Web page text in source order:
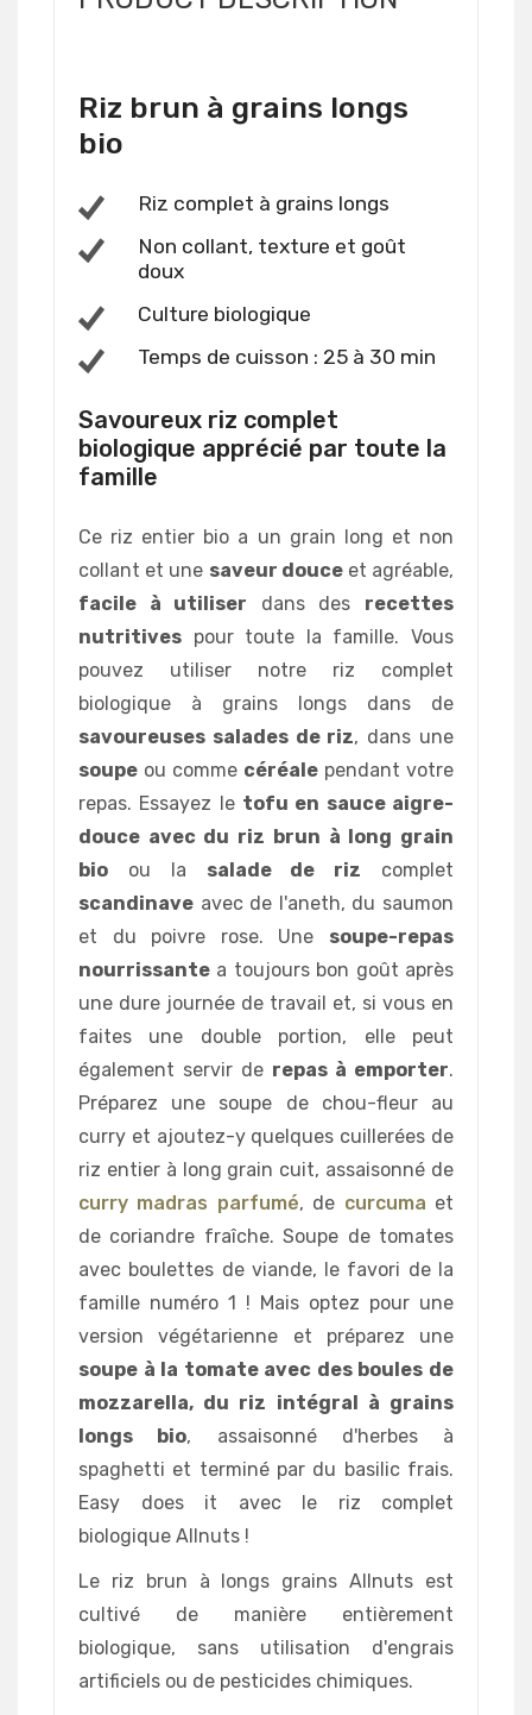
Riz brun à grains longs
bio
Riz complet à grains longs
Non collant, texture et goût
doux
Culture biologique
Temps de cuisson : 25 à 30 min
Savoureux riz complet
biologique apprécié par toute la
famille
Ce riz entier bio a un grain long et non
collant et une saveur douceet agréable,
facile à utiliser dans des recettes
nutritives pour toute la famille. Vous
pouvez utiliser notre riz complet
biologique à grains longs dans de
savoureuses salades de riz, dans une
soupe ou comme céréale pendant votre
repas. Essayez le tofu en sauce aigre-
douce avec du riz brun à long grain
bio ou la salade de riz complet
scandinave avec de l'aneth, du saumon
et du poivre rose. Une soupe-repas
nourrissante a toujours bon goût après
une dure journée de travail et, si vous en
faites une double portion, elle peut
également servir de repas à emporter.
Préparez une soupe de chou-fleur au
curry et ajoutez-y quelques cuillerées de
riz entier à long grain cuit, assaisonné de
curry madras parfumé, de curcuma et
de coriandre fraîche. Soupe de tomates
avec boulettes de viande, le favori de la
famille numéro 1 ! Mais optez pour une
version végétarienne et préparez une
soupe à la tomate avec des boules de
mozzarella, du riz intégral à grains
longs bio, assaisonné d'herbes à
spaghetti et terminé par du basilic frais.
Easy does it avec le riz complet
biologique Allnuts !
Le riz brun à longs grains Allnuts est
cultivé de manière entièrement
biologique, sans utilisation d'engrais
artificiels ou de pesticides chimiques.